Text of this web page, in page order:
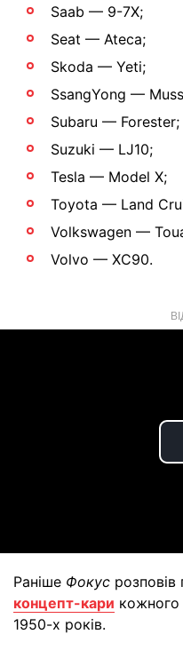
Saab — 9-7X;
Seat — Ateca;
Skoda — Yeti;
SsangYong —
Subaru — Forester;
Suzuki — LJ10;
Tesla — Model X;
Toyota — Land
Volkswagen —
Volvo — XC90.
Раніше Фокус розповів
концепт-кари кожного
1950-х років.